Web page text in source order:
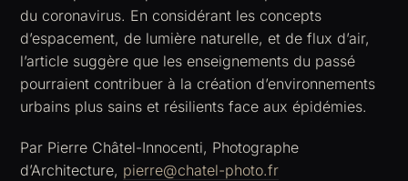
du coronavirus. En considérant les concepts
d’espacement, de lumière naturelle, et de flux d’air,
l’article suggère que les enseignements du passé
pourraient contribuer à la création d’environnements
urbains plus sains et résilients face aux épidémies.
Par Pierre Châtel-Innocenti, Photographe
d’Architecture, pierre@chatel-photo.fr